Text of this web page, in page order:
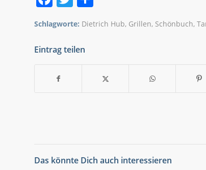
Schlagworte: Dietrich Hub, Grillen, Schönbuch,
Eintrag teilen
Das könnte Dich auch interessieren